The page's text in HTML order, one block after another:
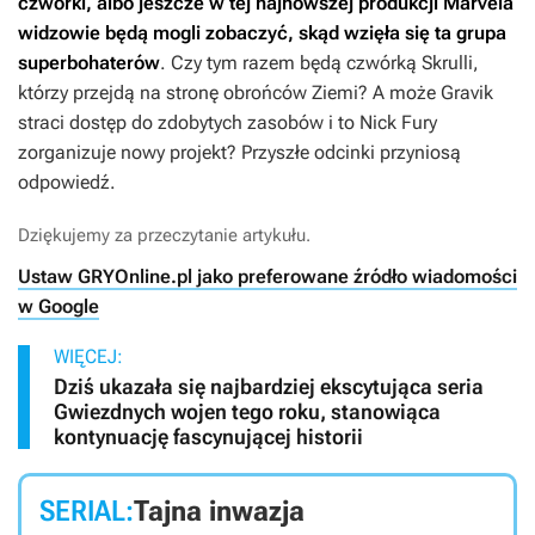
widzowie będą mogli zobaczyć, skąd wzięła się ta grupa
superbohaterów. Czy tym razem będą czwórką Skrulli,
którzy przejdą na stronę obrońców Ziemi? A może Gravik
straci dostęp do zdobytych zasobów i to Nick Fury
zorganizuje nowy projekt? Przyszłe odcinki przyniosą
odpowiedź.
Dziękujemy za przeczytanie artykułu.
Ustaw GRYOnline.pl jako preferowane źródło wiadomości
w Google
WIĘCEJ:
Dziś ukazała się najbardziej ekscytująca seria
Gwiezdnych wojen tego roku, stanowiąca
kontynuację fascynującej historii
SERIAL:Tajna inwazja